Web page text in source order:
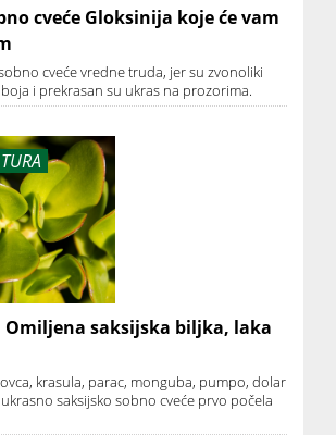
cveće Gloksinija koje će vam
cveće vredne truda, jer su zvonoliki
i prekrasan su ukras na prozorima.
Omiljena saksijska biljka, laka
krasula, parac, monguba, pumpo, dolar
saksijsko sobno cveće prvo počela